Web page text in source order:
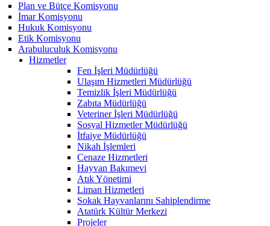
Plan ve Bütçe Komisyonu
İmar Komisyonu
Hukuk Komisyonu
Etik Komisyonu
Arabuluculuk Komisyonu
Hizmetler
Fen İşleri Müdürlüğü
Ulaşım Hizmetleri Müdürlüğü
Temizlik İşleri Müdürlüğü
Zabıta Müdürlüğü
Veteriner İşleri Müdürlüğü
Sosyal Hizmetler Müdürlüğü
İtfaiye Müdürlüğü
Nikah İşlemleri
Cenaze Hizmetleri
Hayvan Bakımevi
Atık Yönetimi
Liman Hizmetleri
Sokak Hayvanlarını Sahiplendirme
Atatürk Kültür Merkezi
Projeler